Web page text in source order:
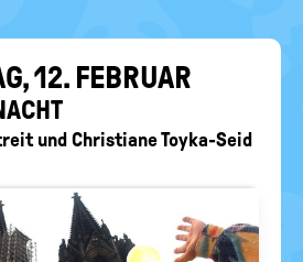
Bildung
/
12. FE­BRU­AR
und Christiane Toyka-Seid